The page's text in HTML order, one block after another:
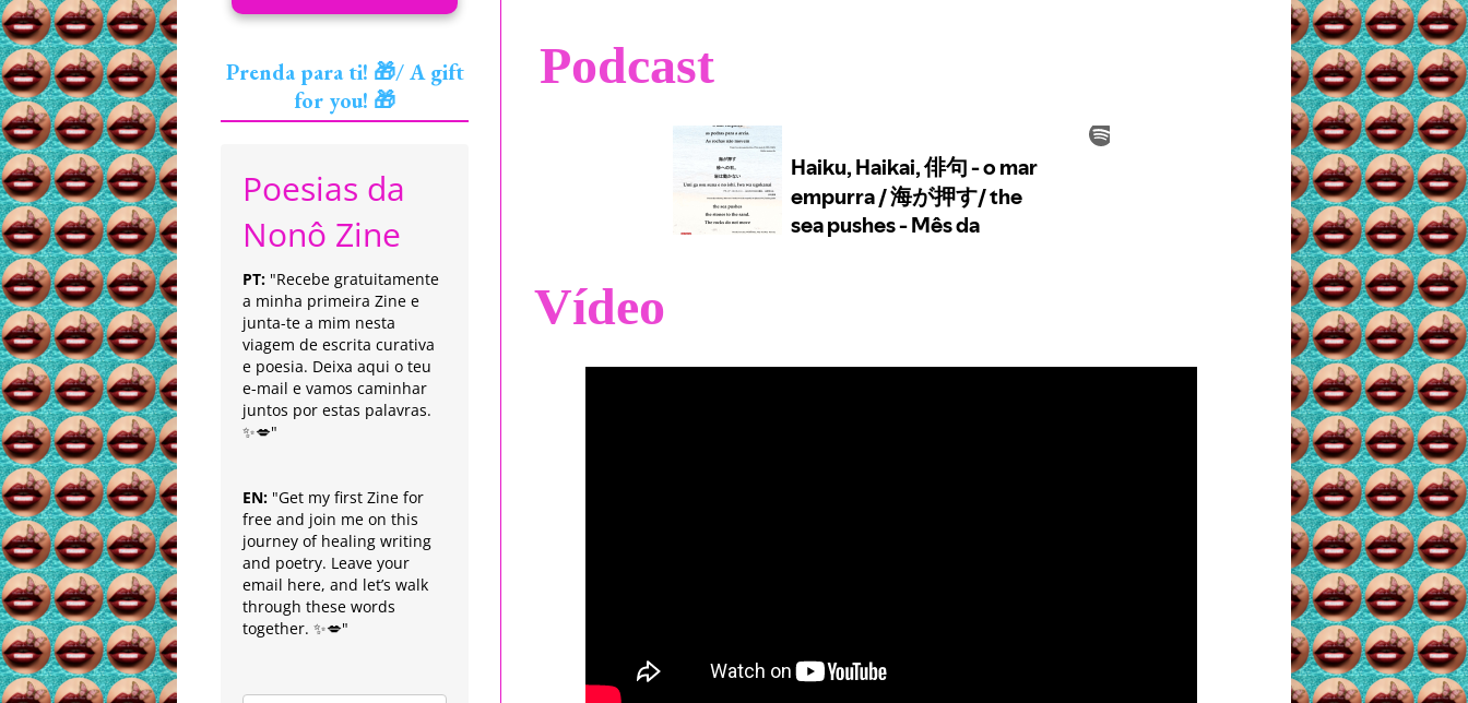
Podcast
Vídeo
Prenda para ti! 🎁/ A gift
for you! 🎁
Poesias da
Nonô Zine
PT: "Recebe gratuitamente
a minha primeira Zine e
junta-te a mim nesta
viagem de escrita curativa
e poesia. Deixa aqui o teu
e-mail e vamos caminhar
juntos por estas palavras.
✨💋"
EN: "Get my first Zine for
free and join me on this
journey of healing writing
and poetry. Leave your
email here, and let’s walk
through these words
together. ✨💋"